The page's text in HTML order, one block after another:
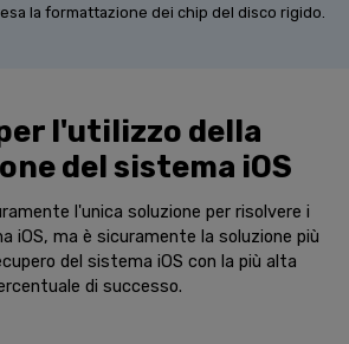
la formattazione dei chip del disco rigido.
l'utilizzo della
del sistema iOS
l'unica soluzione per risolvere i
iOS, ma è sicuramente la soluzione più
del sistema iOS con la più alta
di successo.